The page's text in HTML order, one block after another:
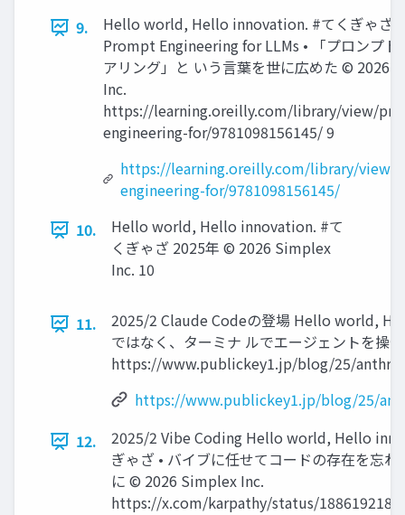
9.
Hello world, Hello innovation. #てくぎゃざ
Prompt Engineering for LLMs • 「プロンプト
アリング」と いう言葉を世に広めた ©️ 2026
Inc.
https://learning.oreilly.com/library/view/
engineering-for/9781098156145/ 9
https://learning.oreilly.com/library/view/
engineering-for/9781098156145/
10.
Hello world, Hello innovation. #て
くぎゃざ 2025年 ©️ 2026 Simplex
Inc. 10
11.
2025/2 Claude Codeの登場 Hello world,
ではなく、ターミナ ルでエージェントを操
https://www.publickey1.jp/blog/25/
https://www.publickey1.jp/blog/25/
12.
2025/2 Vibe Coding Hello world, Hello
ぎゃざ • バイブに任せてコードの存在を忘
に ©️ 2026 Simplex Inc.
https://x.com/karpathy/status/